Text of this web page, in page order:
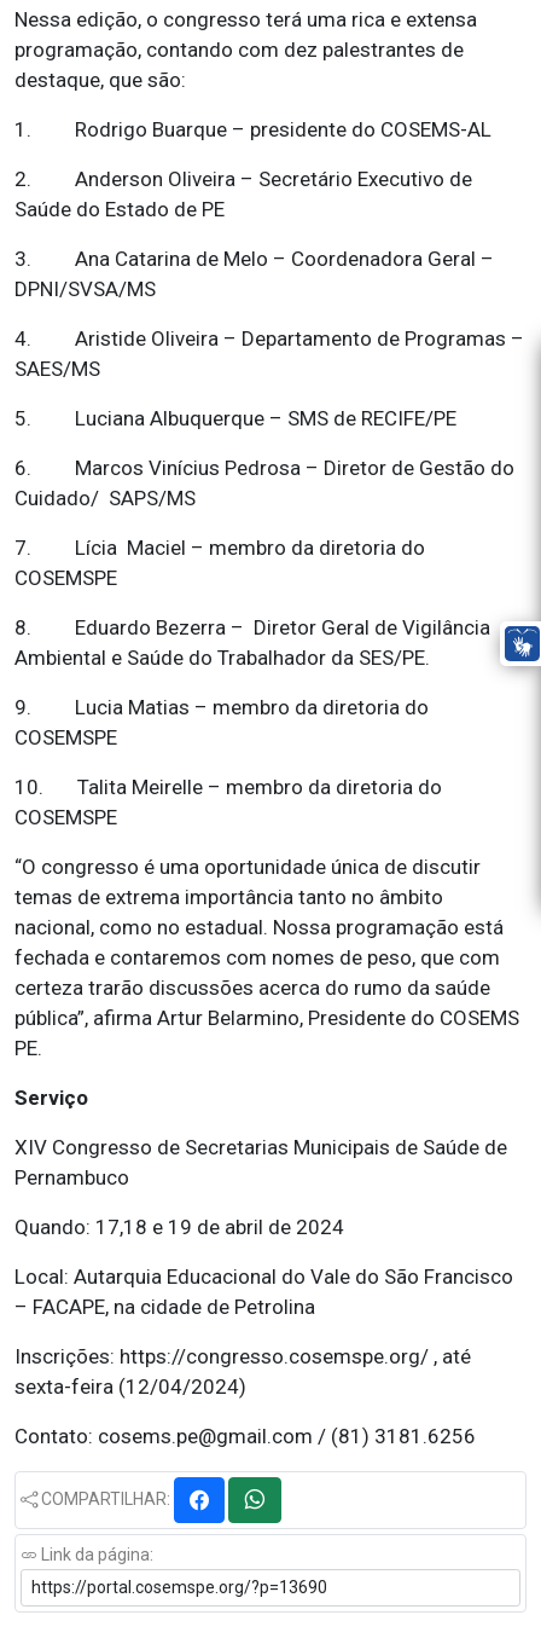
Nessa edição, o congresso terá uma rica e extensa
programação, contando com dez palestrantes de
destaque, que são:
1. Rodrigo Buarque – presidente do COSEMS-AL
2. Anderson Oliveira – Secretário Executivo de
Saúde do Estado de PE
3. Ana Catarina de Melo – Coordenadora Geral –
DPNI/SVSA/MS
4. Aristide Oliveira – Departamento de Programas –
SAES/MS
5. Luciana Albuquerque – SMS de RECIFE/PE
6. Marcos Vinícius Pedrosa – Diretor de Gestão do
Cuidado/ SAPS/MS
7. Lícia Maciel – membro da diretoria do
COSEMSPE
8. Eduardo Bezerra – Diretor Geral de Vigilância
Ambiental e Saúde do Trabalhador da SES/PE.
9. Lucia Matias – membro da diretoria do
COSEMSPE
10. Talita Meirelle – membro da diretoria do
COSEMSPE
“O congresso é uma oportunidade única de discutir
temas de extrema importância tanto no âmbito
nacional, como no estadual. Nossa programação está
fechada e contaremos com nomes de peso, que com
certeza trarão discussões acerca do rumo da saúde
pública”, afirma Artur Belarmino, Presidente do COSEMS
PE.
Serviço
XIV Congresso de Secretarias Municipais de Saúde de
Pernambuco
Quando: 17,18 e 19 de abril de 2024
Local: Autarquia Educacional do Vale do São Francisco
– FACAPE, na cidade de Petrolina
Inscrições: https://congresso.cosemspe.org/ , até
sexta-feira (12/04/2024)
Contato: cosems.pe@gmail.com / (81) 3181.6256
COMPARTILHAR:
Link da página: